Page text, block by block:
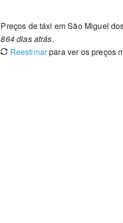
Preços de táxi em São Miguel
864 dias atrás.
Reestimarpara ver os preços